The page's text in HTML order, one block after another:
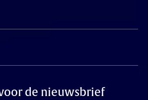
de nieuwsbrief